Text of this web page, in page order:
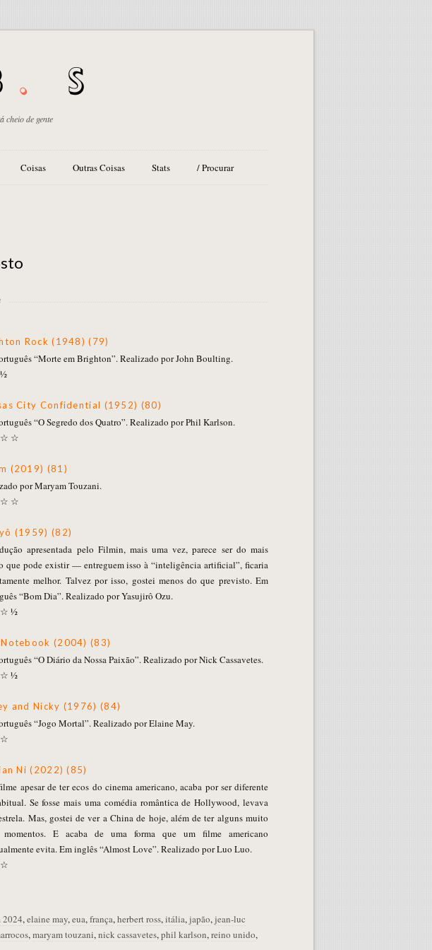
cheio de gente
Coisas Outras Coisas Stats / Procurar
Rock (1948) (79)
“Morte em Brighton”. Realizado por John Boulting.
City Confidential (1952) (80)
“O Segredo dos Quatro”. Realizado por Phil Karlson.
☆
(2019) (81)
por Maryam Touzani.
☆
(1959) (82)
apresentada pelo Filmin, mais uma vez, parece ser do mais
que pode existir — entreguem isso à “inteligência artificial”, ficaria
melhor. Talvez por isso, gostei menos do que previsto. Em
“Bom Dia”. Realizado por Yasujirô Ozu.
½
Notebook (2004) (83)
“O Diário da Nossa Paixão”. Realizado por Nick Cassavetes.
½
and Nicky (1976) (84)
“Jogo Mortal”. Realizado por Elaine May.
Ni (2022) (85)
apesar de ter ecos do cinema americano, acaba por ser diferente
Se fosse mais uma comédia romântica de Hollywood, levava
Mas, gostei de ver a China de hoje, além de ter alguns muito
momentos. E acaba de uma forma que um filme americano
evita. Em inglês “Almost Love”. Realizado por Luo Luo.
2024,elaine may,eua,frança,herbert ross,itália,japão,jean-luc
,maryam touzani,nick cassavetes,phil karlson,reino unido,